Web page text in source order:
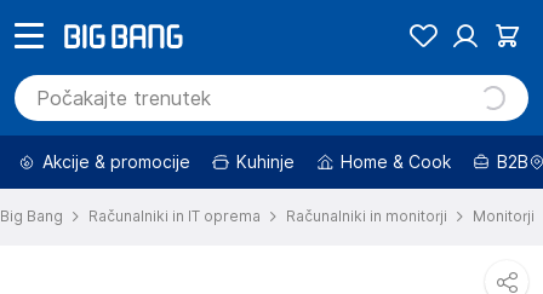
Akcije & promocije Kuhinje Home & Cook B2B
Big Bang Računalniki in IT oprema Računalniki in monitorji Monitorji